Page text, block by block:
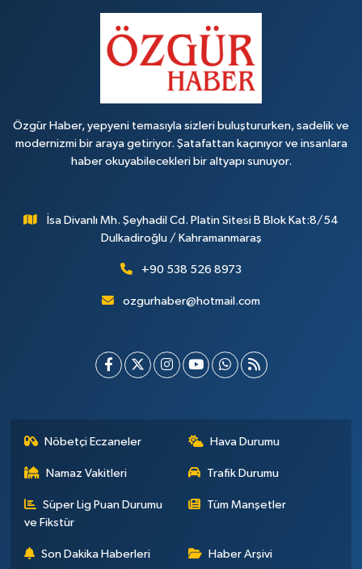
Özgür Haber, yepyeni temasıyla sizleri buluştururken, sadelik ve
modernizmi bir araya getiriyor. Şatafattan kaçınıyor ve insanlara
haber okuyabilecekleri bir altyapı sunuyor.
İsa Divanlı Mh. Şeyhadil Cd. Platin Sitesi B Blok Kat:8/54
Dulkadiroğlu / Kahramanmaraş
+90 538 526 8973
ozgurhaber@hotmail.com
Nöbetçi Eczaneler Hava Durumu
Namaz Vakitleri Trafik Durumu
Süper Lig Puan Durumu
ve Fikstür
Tüm Manşetler
Son Dakika Haberleri Haber Arşivi